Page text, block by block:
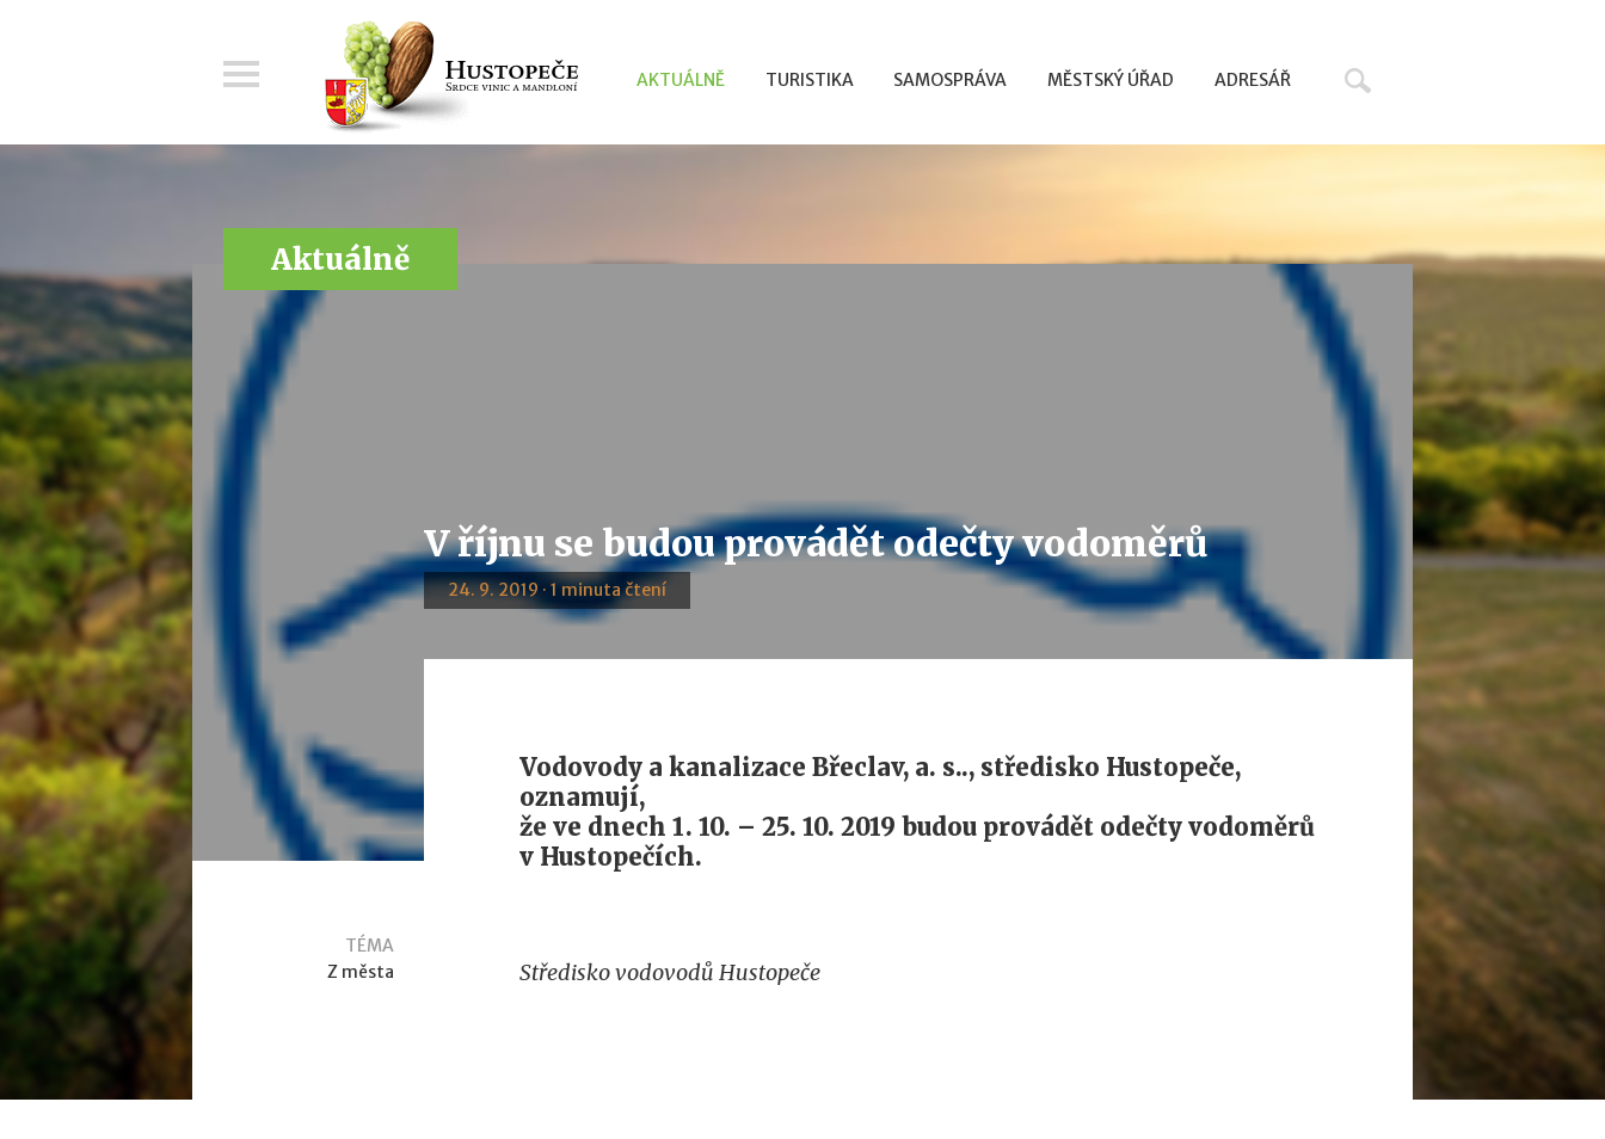
AKTUÁLNĚ TURISTIKA SAMOSPRÁVA MĚSTSKÝ ÚŘAD ADRESÁŘ
Aktuálně
V říjnu se budou provádět odečty vodoměrů
24. 9. 2019 · 1 minuta čtení
TÉMA
Z města
Vodovody a kanalizace Břeclav, a. s.., středisko Hustopeče,
oznamují,
že ve dnech 1. 10. – 25. 10. 2019 budou provádět odečty vodoměrů
v Hustopečích.
Středisko vodovodů Hustopeče